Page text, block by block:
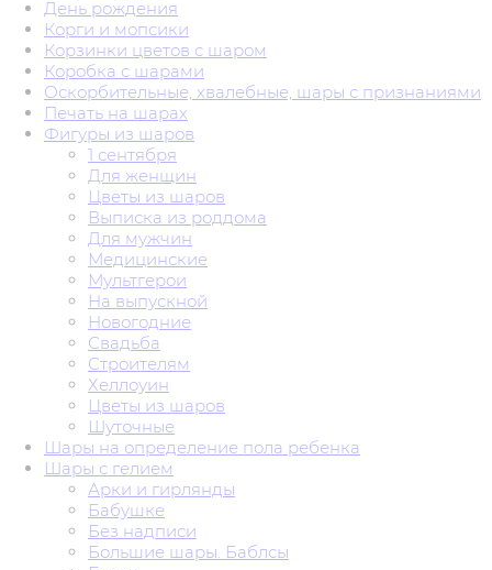
День рождения
Корги и мопсики
Корзинки цветов с шаром
Коробка с шарами
Оскорбительные, хвалебные, шары с признаниями
Печать на шарах
Фигуры из шаров
1 сентября
Для женщин
Цветы из шаров
Выписка из роддома
Для мужчин
Медицинские
Мультгерои
На выпускной
Новогодние
Свадьба
Строителям
Хеллоуин
Цветы из шаров
Шуточные
Шары на определение пола ребенка
Шары с гелием
Арки и гирлянды
Бабушке
Без надписи
Большие шары. Баблсы